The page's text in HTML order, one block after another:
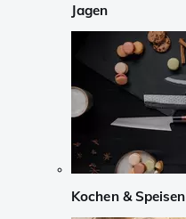
Jagen
Kochen & Speisen